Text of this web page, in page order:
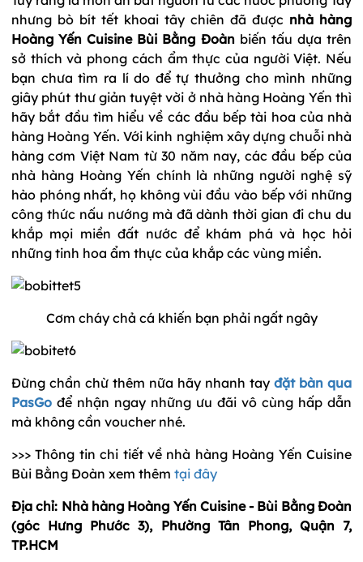
nhưng bò bít tết khoai tây chiên đã được nhà hàng
Hoàng Yến Cuisine Bùi Bằng Đoànbiến tấu dựa trên
sở thích và phong cách ẩm thực của người Việt. Nếu
bạn chưa tìm ra lí do để tự thưởng cho mình những
giây phút thư giản tuyệt vời ở nhà hàng Hoàng Yến thì
hãy bắt đầu tìm hiểu về các đầu bếp tài hoa của nhà
hàng Hoàng Yến. Với kinh nghiệm xây dựng chuỗi nhà
hàng cơm Việt Nam từ 30 năm nay, các đầu bếp của
nhà hàng Hoàng Yến chính là những người nghệ sỹ
hào phóng nhất, họ không vùi đầu vào bếp với những
công thức nấu nướng mà đã dành thời gian đi chu du
khắp mọi miền đất nước để khám phá và học hỏi
những tinh hoa ẩm thực của khắp các vùng miền.
Cơm cháy chả cá khiến bạn phải ngất ngây
Đừng chần chừ thêm nữa hãy nhanh tay đặt bàn qua
PasGo để nhận ngay những ưu đãi vô cùng hấp dẫn
mà không cần voucher nhé.
>>> Thông tin chi tiết về nhà hàng Hoàng Yến Cuisine
Bùi Bằng Đoàn xem thêm tại đây
Địa chỉ: Nhà hàng Hoàng Yến Cuisine - Bùi Bằng Đoàn
(góc Hưng Phước 3), Phường Tân Phong, Quận 7,
TP.HCM